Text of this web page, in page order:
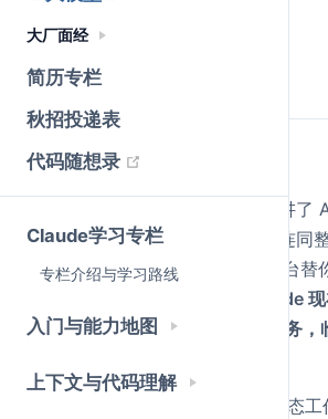
大厂面经
简历专栏
秋招投递表
代码随想录
Claude学习专栏
专栏介绍与学习路线
入门与能力地图
上下文与代码理解
2026-07-30
录友们好，继续聊 Claude。
我们讲了
harness（Agent 的「外壳」）连同
托管起来——那篇的主角是「平台替
Claude Code
套 harness，针对你当前这个任务，
这就是 Anthropic 刚推出的「动态